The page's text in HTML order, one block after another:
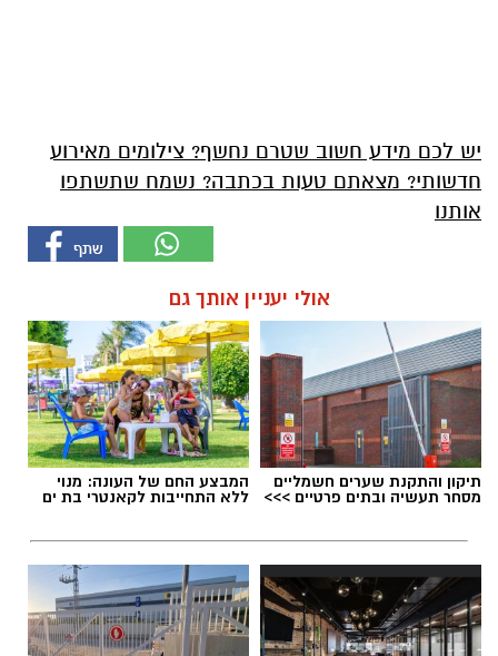
יש לכם מידע חשוב שטרם נחשף? צילומים מאירוע
חדשותי? מצאתם טעות בכתבה? נשמח שתשתפו
אותנו
אולי יעניין אותך גם
תיקון והתקנת שערים חשמליים
מסחר תעשיה ובתים פרטיים >>>
המבצע החם של העונה: מנוי
ללא התחייבות לקאנטרי בת ים